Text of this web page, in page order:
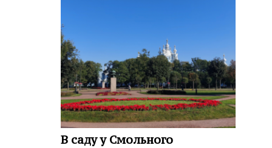
В саду у Смольного